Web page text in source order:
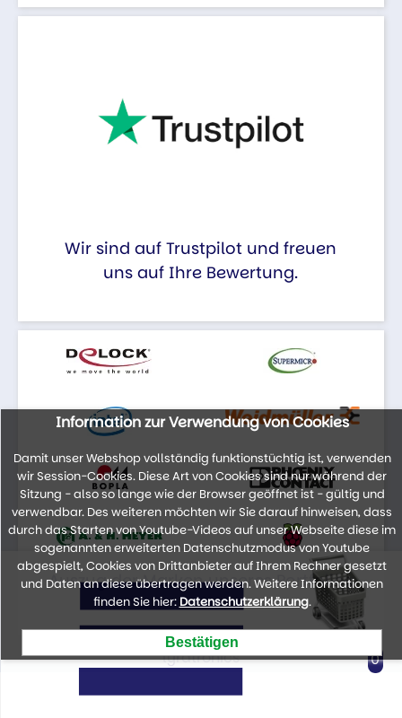
Wir sind auf Trustpilot und freuen
uns auf Ihre Bewertung.
Auszug der Marken unseres Portfolios
lyratronics
Information zur Verwendung von Cookies
Damit unser Webshop vollständig funktionstüchtig ist, verwenden
wir Session-Cookies. Diese Art von Cookies sind nur während der
Sitzung - also so lange wie der Browser geöffnet ist - gültig und
verwendbar. Des weiteren möchten wir Sie darauf hinweisen, dass
durch das Starten von Youtube-Videos auf unser Webseite diese im
sogenannten erweiterten Datenschutzmodus von Youtube
abgespielt, Cookies von Drittanbieter auf Ihrem Rechner gesetzt
und Daten an diese übertragen werden. Weitere Informationen
finden Sie hier: Datenschutzerklärung.
0